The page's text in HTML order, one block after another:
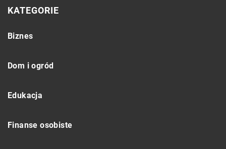
KATEGORIE
Biznes
Dom i ogród
Edukacja
Finanse osobiste